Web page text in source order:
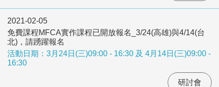
2021-02-05
免費課程MFCA實作課程已開放報名_3/24(高雄)與4/14(台
北)，請踴躍報名
活動日期：3月24日(三)09:00 - 16:30 及 4月14日(三)09:00 -
16:30
研討會